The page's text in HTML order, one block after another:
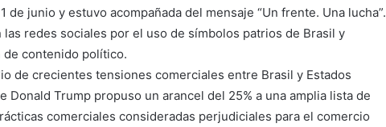
de junio y estuvo acompañada del mensaje “Un frente. Una lucha”.
redes sociales por el uso de símbolos patrios de Brasil y
de contenido político.
de crecientes tensiones comerciales entre Brasil y Estados
Donald Trump propuso un arancel del 25% a una amplia lista de
comerciales consideradas perjudiciales para el comercio